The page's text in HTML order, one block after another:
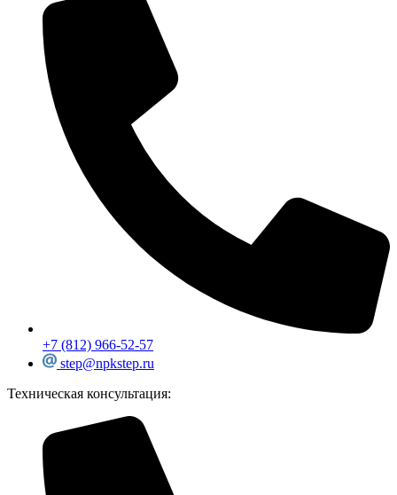
+7 (812) 966-52-57
step@npkstep.ru
Техническая консультация: